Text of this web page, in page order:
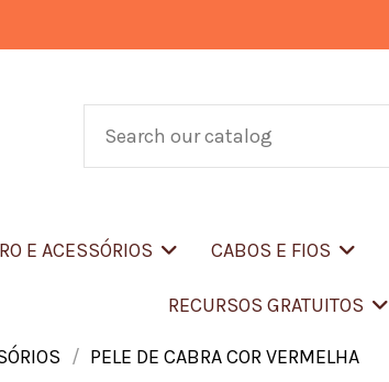
E ACESSÓRIOS CABOS E FIOS
RECURSOS GRATUITOS
PELE DE CABRA COR VERMELHA